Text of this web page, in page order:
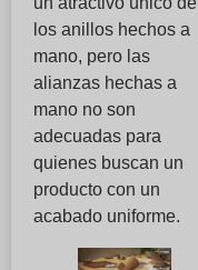
los anillos hechos a
mano, pero las
alianzas hechas a
mano no son
adecuadas para
quienes buscan un
producto con un
acabado uniforme.